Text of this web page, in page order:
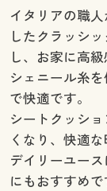
イタリアの職
したクラッシ
し、お家に高
シェニール糸
で快適です。
シートクッシ
くなり、快適な
デイリーユー
にもおすすめで